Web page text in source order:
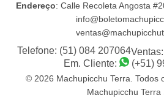
Endereço: Calle Recoleta Angosta
Telefone: (51) 084 207064Ventas:
Em. Cliente:
(+51)
© 2026 Machupicchu Terra. Todos
Machupicchu Terra